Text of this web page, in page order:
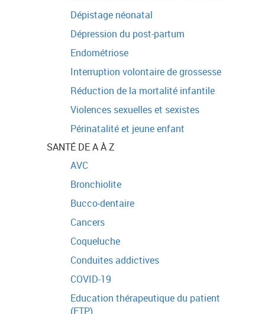
Dépistage néonatal
Dépression du post-partum
Endométriose
Interruption volontaire de grossesse
Réduction de la mortalité infantile
Violences sexuelles et sexistes
Périnatalité et jeune enfant
SANTÉ DE A À Z
AVC
Bronchiolite
Bucco-dentaire
Cancers
Coqueluche
Conduites addictives
COVID-19
Education thérapeutique du patient
(ETP)